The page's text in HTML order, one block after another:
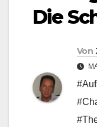
Die
Von